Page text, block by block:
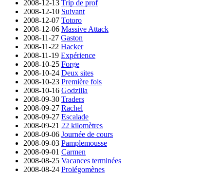
2008-12-13 Trip de prof
2008-12-10 Suivant
2008-12-07 Totoro
2008-12-06 Massive Attack
2008-11-27 Gaston
2008-11-22 Hacker
2008-11-19 Expérience
2008-10-25 Forge
2008-10-24 Deux sites
2008-10-23 Première fois
2008-10-16 Godzilla
2008-09-30 Traders
2008-09-27 Rachel
2008-09-27 Escalade
2008-09-21 22 kilomètres
2008-09-06 Journée de cours
2008-09-03 Pamplemousse
2008-09-01 Carmen
2008-08-25 Vacances terminées
2008-08-24 Prolégomènes